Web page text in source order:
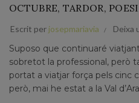
OCTUBRE, TARDOR,
Escrit per josepmariavia Deixa
Suposo que continuaré
sobretot la professional, però
portat a viatjar força pels cinc
però, mai he estat a la Val